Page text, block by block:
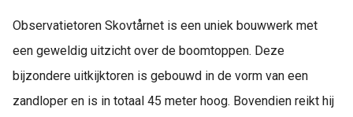
Observatietoren Skovtårnet is een uniek bouwwerk met
een geweldig uitzicht over de boomtoppen. Deze
bijzondere uitkijktoren is gebouwd in de vorm van een
zandloper en is in totaal 45 meter hoog. Bovendien reikt hij